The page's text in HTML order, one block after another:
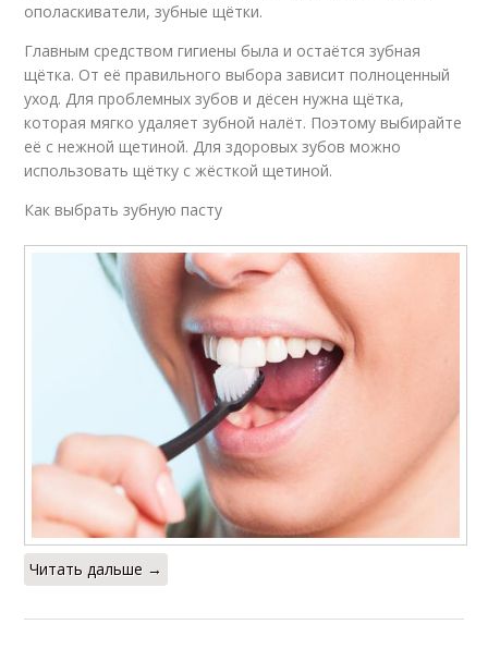
ополаскиватели, зубные щётки.
Главным средством гигиены была и остаётся зубная
щётка. От её правильного выбора зависит полноценный
уход. Для проблемных зубов и дёсен нужна щётка,
которая мягко удаляет зубной налёт. Поэтому выбирайте
её с нежной щетиной. Для здоровых зубов можно
использовать щётку с жёсткой щетиной.
Как выбрать зубную пасту
Читать дальше →